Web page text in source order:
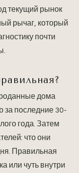
текущий рынок
рычаг, который
почти
дома
последние 30-
года. Затем
что они
Правильная
или чуть внутри